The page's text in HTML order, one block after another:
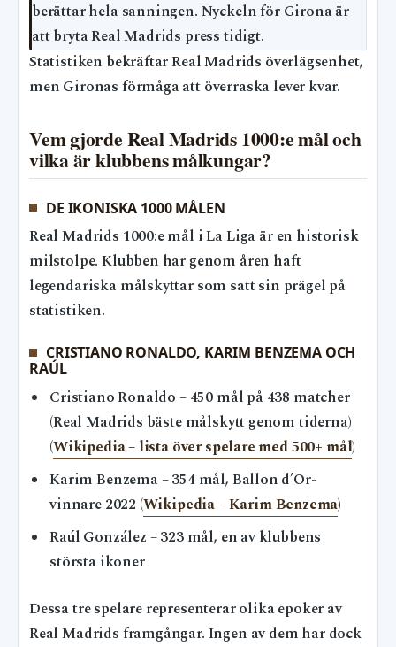
berättar hela sanningen. Nyckeln för Girona är
att bryta Real Madrids press tidigt.
Statistiken bekräftar Real Madrids överlägsenhet,
men Gironas förmåga att överraska lever kvar.
Vem gjorde Real Madrids 1000:e mål och
vilka är klubbens målkungar?
DE IKONISKA 1000 MÅLEN
Real Madrids 1000:e mål i La Liga är en historisk
milstolpe. Klubben har genom åren haft
legendariska målskyttar som satt sin prägel på
statistiken.
CRISTIANO RONALDO, KARIM BENZEMA OCH
RAÚL
Cristiano Ronaldo – 450 mål på 438 matcher
(Real Madrids bäste målskytt genom tiderna)
(Wikipedia – lista över spelare med 500+ mål)
Karim Benzema – 354 mål, Ballon d’Or-
vinnare 2022 (Wikipedia – Karim Benzema)
Raúl González – 323 mål, en av klubbens
största ikoner
Dessa tre spelare representerar olika epoker av
Real Madrids framgångar. Ingen av dem har dock